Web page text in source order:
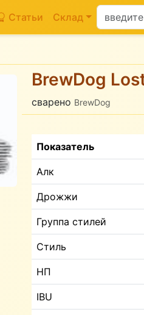
Статьи Склад
BrewDog
сварено BrewDog
Показатель
Алк
Дрожжи
Группа стилей
Стиль
НП
IBU